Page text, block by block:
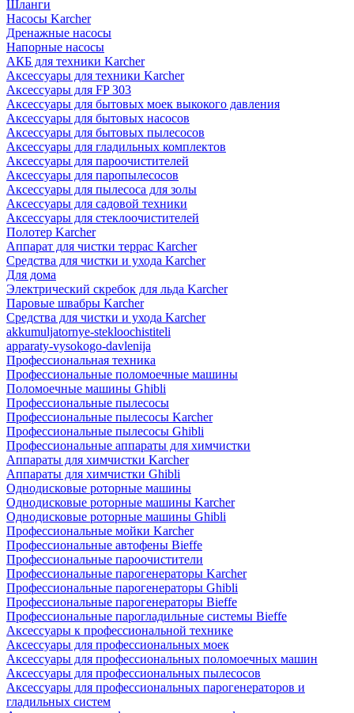
Шланги
Насосы Karcher
Дренажные насосы
Напорные насосы
АКБ для техники Karcher
Аксессуары для техники Karcher
Аксессуары для FP 303
Аксессуары для бытовых моек выкокого давления
Аксессуары для бытовых насосов
Аксессуары для бытовых пылесосов
Аксессуары для гладильных комплектов
Аксессуары для пароочистителей
Аксессуары для паропылесосов
Аксессуары для пылесоса для золы
Аксессуары для садовой техники
Аксессуары для стеклоочистителей
Полотер Karcher
Аппарат для чистки террас Karcher
Средства для чистки и ухода Karcher
Для дома
Электрический скребок для льда Karcher
Паровые швабры Karcher
Средства для чистки и ухода Karcher
akkumuljatornye-stekloochistiteli
apparaty-vysokogo-davlenija
Профессиональная техника
Профессиональные поломоечные машины
Поломоечные машины Ghibli
Профессиональные пылесосы
Профессиональные пылесосы Karcher
Профессиональные пылесосы Ghibli
Профессиональные аппараты для химчистки
Аппараты для химчистки Karcher
Аппараты для химчистки Ghibli
Однодисковые роторные машины
Однодисковые роторные машины Karcher
Однодисковые роторные машины Ghibli
Профессиональные мойки Karcher
Профессиональные автофены Bieffe
Профессиональные пароочистители
Профессиональные парогенераторы Karcher
Профессиональные парогенераторы Ghibli
Профессиональные парогенераторы Bieffe
Профессиональные парогладильные системы Bieffe
Аксессуары к профессиональной технике
Аксессуары для профессиональных моек
Аксессуары для профессиональных поломоечных машин
Аксессуары для профессиональных пылесосов
Аксессуары для профессиональных парогенераторов и
гладильных систем